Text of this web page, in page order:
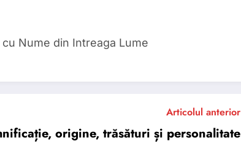
Nume din Intreaga Lume
Articolul anterior
origine, trăsături și personalitate